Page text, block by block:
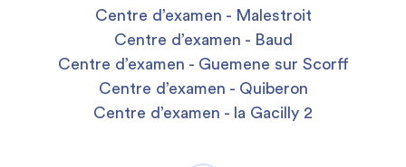
Centre d’examen - Malestroit
Centre d’examen - Baud
Centre d’examen - Guemene sur Scorff
Centre d’examen - Quiberon
Centre d’examen - la Gacilly 2